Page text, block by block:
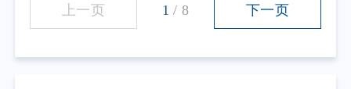
上一页 1 / 8 下一页